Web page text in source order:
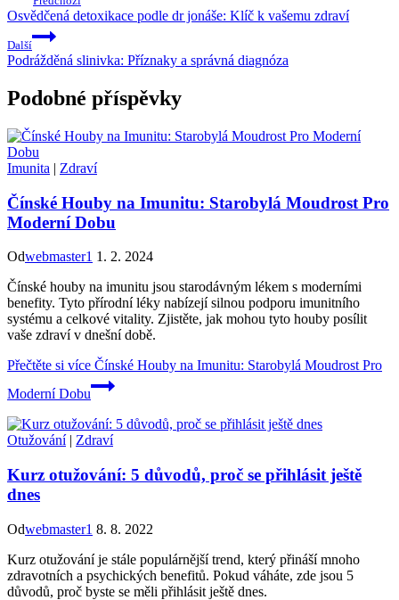
Osvědčená detoxikace podle dr jonáše: Klíč k vašemu zdraví
Další
Podrážděná slinivka: Příznaky a správná diagnóza
Podobné příspěvky
Imunita | Zdraví
Čínské Houby na Imunitu: Starobylá Moudrost Pro
Moderní Dobu
Odwebmaster1 1. 2. 2024
Čínské houby na imunitu jsou starodávným lékem s moderními
benefity. Tyto přírodní léky nabízejí silnou podporu imunitního
systému a celkové vitality. Zjistěte, jak mohou tyto houby posílit
vaše zdraví v dnešní době.
Přečtěte si více Čínské Houby na Imunitu: Starobylá Moudrost Pro
Moderní Dobu
Otužování| Zdraví
Kurz otužování: 5 důvodů, proč se přihlásit ještě
dnes
Odwebmaster1 8. 8. 2022
Kurz otužování je stále populárnější trend, který přináší mnoho
zdravotních a psychických benefitů. Pokud váháte, zde jsou 5
důvodů, proč byste se měli přihlásit ještě dnes.